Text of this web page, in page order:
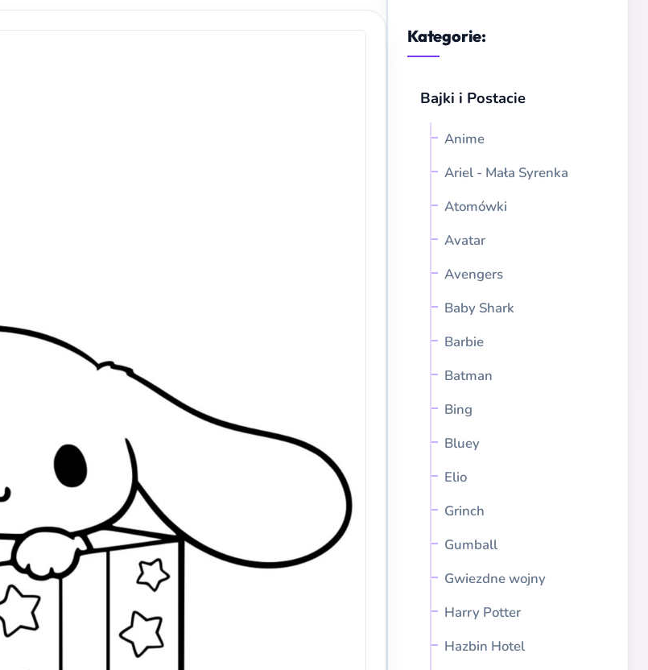
Kategorie:
Bajki i Postacie
Anime
Ariel - Mała Syrenka
Atomówki
Avatar
Avengers
Baby Shark
Barbie
Batman
Bing
Bluey
Elio
Grinch
Gumball
Gwiezdne wojny
Harry Potter
Hazbin Hotel